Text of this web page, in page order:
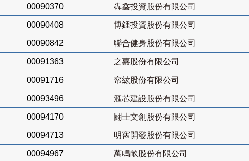
00090370 犇鑫投資股份有限公司
00090408 博鋰投資股份有限公司
00090842 聯合健身股份有限公司
00091363 之嘉股份有限公司
00091716 帟紘股份有限公司
00093496 滙芯建設股份有限公司
00094170 鬪士文創股份有限公司
00094713 明寯開發股份有限公司
00094967 萬鳴畝股份有限公司